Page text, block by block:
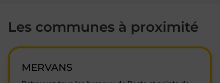
Les communes à proximité
MERVANS